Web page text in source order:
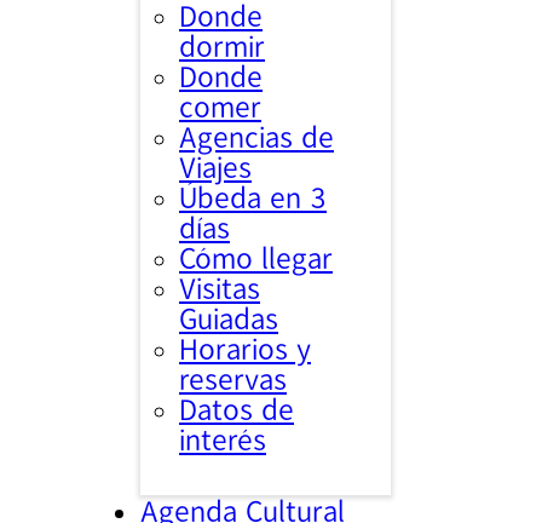
Donde
dormir
Donde
comer
Agencias de
Viajes
Úbeda en 3
días
Cómo llegar
Visitas
Guiadas
Horarios y
reservas
Datos de
interés
Agenda Cultural